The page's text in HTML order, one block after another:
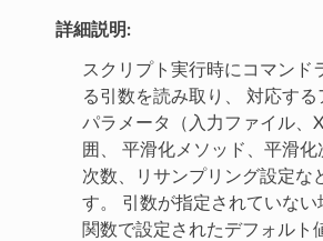
詳細説明:
スクリプト実行時にコマンド
る引数を読み取り、 対応す
パラメータ（入力ファイル、
囲、 平滑化メソッド、平滑
次数、リサンプリング設定な
す。 引数が指定されていない
関数で設定されたデフォルト